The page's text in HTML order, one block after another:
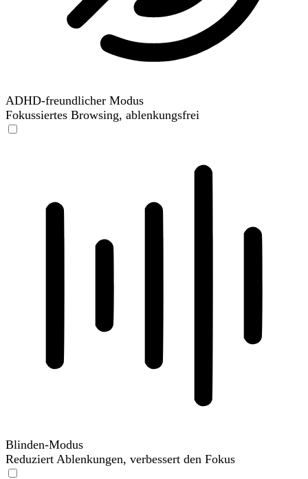
ADHD-freundlicher Modus
Fokussiertes Browsing, ablenkungsfrei
Blinden-Modus
Reduziert Ablenkungen, verbessert den Fokus